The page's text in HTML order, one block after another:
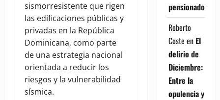
sismorresistente que rigen
las edificaciones públicas y
privadas en la República
Dominicana, como parte
de una estrategia nacional
orientada a reducir los
riesgos y la vulnerabilidad
sísmica.
pensionados
Roberto
Coste en El
delirio de
Diciembre:
Entre la
opulencia y